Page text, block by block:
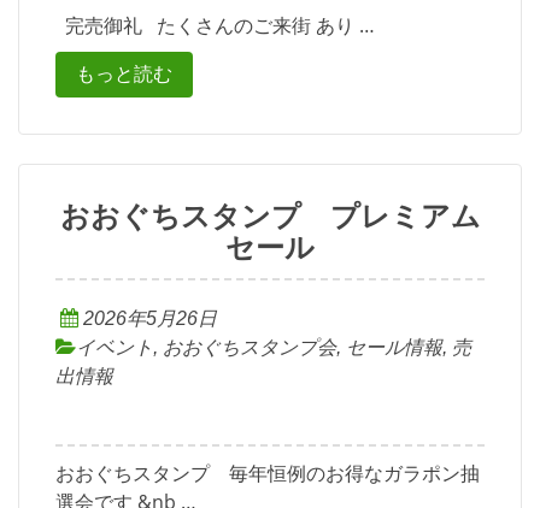
完売御礼 たくさんのご来街 あり …
もっと読む
おおぐちスタンプ プレミアム
セール
2026年5月26日
イベント , おおぐちスタンプ会, セール情報, 売
出情報
おおぐちスタンプ 毎年恒例のお得なガラポン抽
選会です &nb …